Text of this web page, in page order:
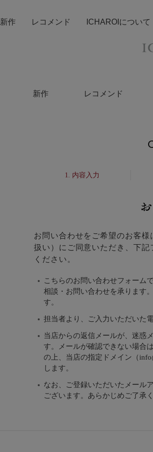
新作 レコメンド
新作 レコメンド ICHAROIについて
内容入力
お問い合わせをご希望のお客様
扱い）にご同意いただき、下
ください。
こちらのお問い合わせフォーム
相談・お問い合わせを承ります
す。
担当者より、ご入力いただいた
当店からの返信メールが、迷惑
す。メールが確認できない場合
の上、当店の指定ドメイン（
します。
なお、ご登録いただいたメール
ございます。あらかじめご了承く